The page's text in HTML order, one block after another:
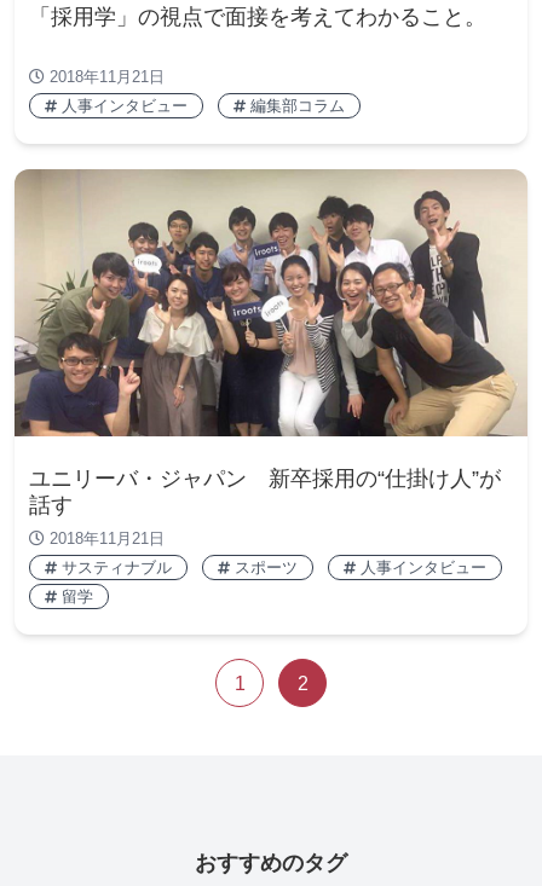
「採用学」の視点で面接を考えてわかること。
2018年11月21日
人事インタビュー
編集部コラム
ユニリーバ・ジャパン 新卒採用の“仕掛け人”が
話す
2018年11月21日
サスティナブル
スポーツ
人事インタビュー
留学
1 2
おすすめのタグ